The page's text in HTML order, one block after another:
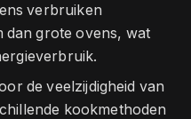
verbruiken
dan grote ovens, wat
de veelzijdigheid van
kookmethoden